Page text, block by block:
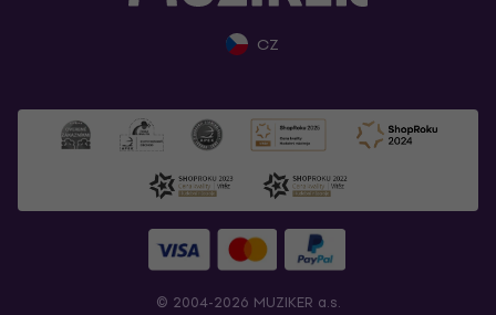
CZ
© 2004-2026 MUZIKER a.s.